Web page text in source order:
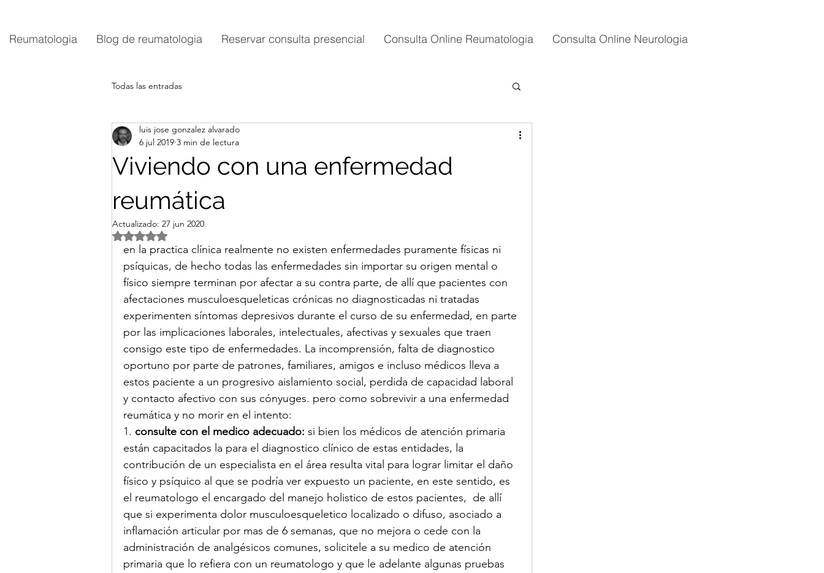
Reumatologia Blog de reumatologia Reservar consulta presencial Consulta Online Reumatologia Consulta Online Neurologia
Todas las entradas
Viviendo con una enfermedad
reumática
luis jose gonzalez alvarado
6 jul 2019 3 min de lectura
Actualizado: 27 jun 2020
Obtuvo NaN de 5 estrellas.
en la practica clínica realmente no existen enfermedades puramente físicas ni
psíquicas, de hecho todas las enfermedades sin importar su origen mental o
físico siempre terminan por afectar a su contra parte, de allí que pacientes con
afectaciones musculoesqueleticas crónicas no diagnosticadas ni tratadas
experimenten síntomas depresivos durante el curso de su enfermedad, en parte
por las implicaciones laborales, intelectuales, afectivas y sexuales que traen
consigo este tipo de enfermedades. La incomprensión, falta de diagnostico
oportuno por parte de patrones, familiares, amigos e incluso médicos lleva a
estos paciente a un progresivo aislamiento social, perdida de capacidad laboral
y contacto afectivo con sus cónyuges. pero como sobrevivir a una enfermedad
reumática y no morir en el intento:
1. consulte con el medico adecuado: si bien los médicos de atención primaria
están capacitados la para el diagnostico clínico de estas entidades, la
contribución de un especialista en el área resulta vital para lograr limitar el daño
físico y psíquico al que se podría ver expuesto un paciente, en este sentido, es
el reumatologo el encargado del manejo holistico de estos pacientes,  de allí
que si experimenta dolor musculoesqueletico localizado o difuso, asociado a
inflamación articular por mas de 6 semanas, que no mejora o cede con la
administración de analgésicos comunes, solicitele a su medico de atención
primaria que lo refiera con un reumatologo y que le adelante algunas pruebas